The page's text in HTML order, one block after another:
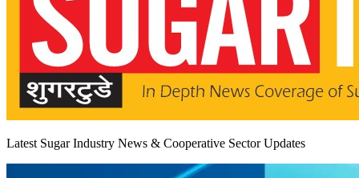
Latest Sugar Industry News & Cooperative Sector Updates